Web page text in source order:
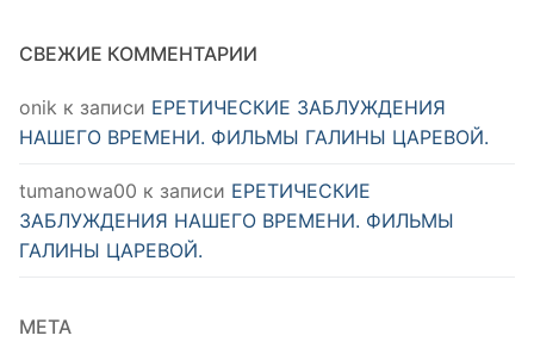
СВЕЖИЕ КОММЕНТАРИИ
onik к записи ЕРЕТИЧЕСКИЕ ЗАБЛУЖДЕНИЯ
НАШЕГО ВРЕМЕНИ. ФИЛЬМЫ ГАЛИНЫ ЦАРЕВОЙ.
tumanowa00 к записи ЕРЕТИЧЕСКИЕ
ЗАБЛУЖДЕНИЯ НАШЕГО ВРЕМЕНИ. ФИЛЬМЫ
ГАЛИНЫ ЦАРЕВОЙ.
МЕТА